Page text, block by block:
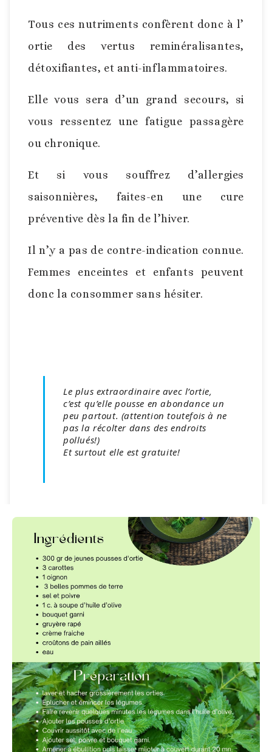
Tous ces nutriments confèrent donc à l’
ortie des vertus reminéralisantes,
détoxifiantes, et anti-inflammatoires.
Elle vous sera d’un grand secours, si
vous ressentez une fatigue passagère
ou chronique.
Et si vous souffrez d’allergies
saisonnières, faites-en une cure
préventive dès la fin de l’hiver.
Il n’y a pas de contre-indication connue.
Femmes enceintes et enfants peuvent
donc la consommer sans hésiter.
Le plus extraordinaire avec l’ortie,
c’est qu’elle pousse en abondance un
peu partout. (attention toutefois à ne
pas la récolter dans des endroits
pollués!)
Et surtout elle est gratuite!